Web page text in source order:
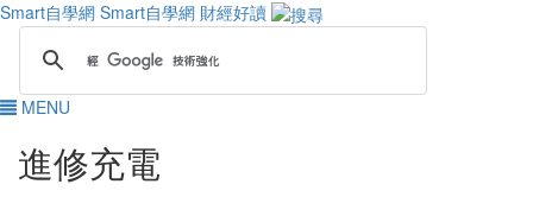
Smart自學網 Smart自學網 財經好讀
MENU
進修充電